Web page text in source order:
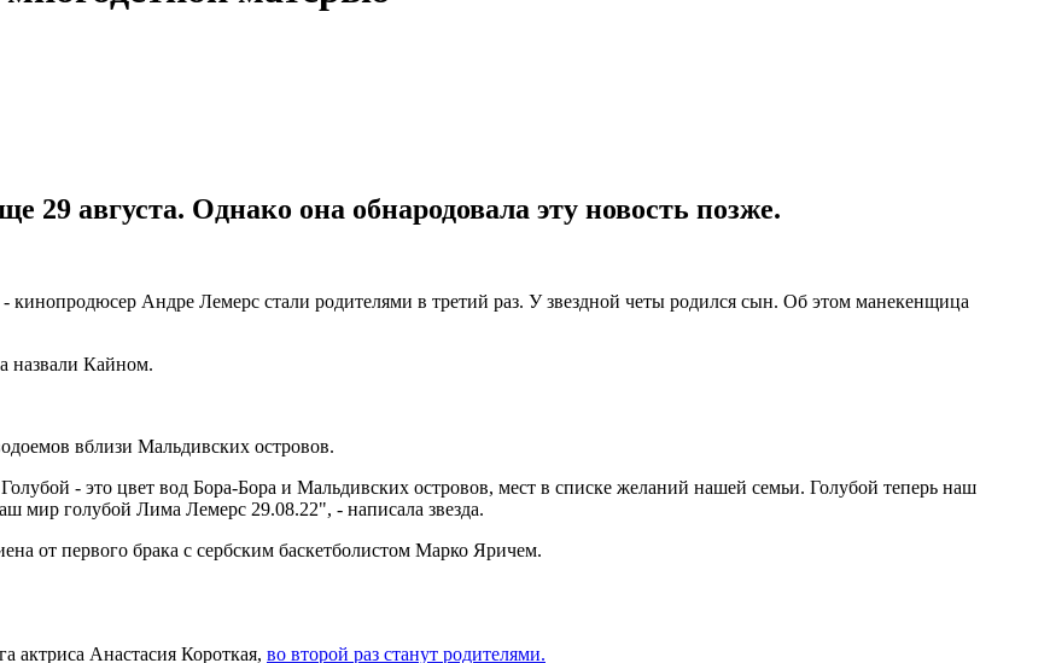
29 августа. Однако она обнародовала эту новость позже.
Андре Лемерс стали родителями в третий раз. У звездной четы родился сын. Об этом манекенщица
назвали Кайном.
вблизи Мальдивских островов.
- это цвет вод Бора-Бора и Мальдивских островов, мест в списке желаний нашей семьи. Голубой теперь наш
мир голубой Лима Лемерс 29.08.22", - написала звезда.
от первого брака с сербским баскетболистом Марко Яричем.
актриса Анастасия Короткая, во второй раз станут родителями.